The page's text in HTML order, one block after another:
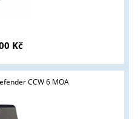
Kč
CCW 6 MOA